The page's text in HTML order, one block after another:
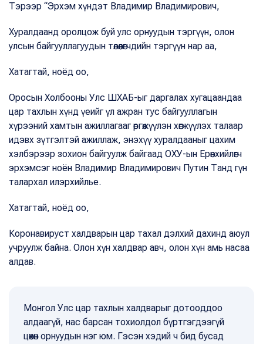
Тэрээр “Эрхэм хүндэт Владимир Владимирович,
Хуралдаанд оролцож буй улс орнуудын тэргүүн, олон
улсын байгууллагуудын төлөөлөгчдийн тэргүүн нар аа,
Хатагтай, ноёд оо,
Оросын Холбооны Улс ШХАБ-ыг даргалах хугацаандаа
цар тахлын хүнд үеийг үл ажран тус байгууллагын
хүрээний хамтын ажиллагааг өргөжүүлэн хөгжүүлэх талаар
идэвх зүтгэлтэй ажиллаж, энэхүү хуралдааныг цахим
хэлбэрээр зохион байгуулж байгаад ОХУ-ын Ерөнхийлөгч
эрхэмсэг ноён Владимир Владимирович Путин Танд гүн
талархал илэрхийлье.
Хатагтай, ноёд оо,
Коронавируст халдварын цар тахал дэлхий дахинд аюул
учруулж байна. Олон хүн халдвар авч, олон хүн амь насаа
алдав.
Монгол Улс цар тахлын халдварыг дотооддоо
алдаагүй, нас барсан тохиолдол бүртгэгдээгүй
цөөхөн орнуудын нэг юм. Гэсэн хэдий ч бид бусад